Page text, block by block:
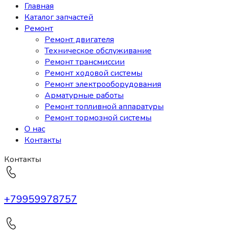
Главная
Каталог запчастей
Ремонт
Ремонт двигателя
Техническое обслуживание
Ремонт трансмиссии
Ремонт ходовой системы
Ремонт электрооборудования
Арматурные работы
Ремонт топливной аппаратуры
Ремонт тормозной системы
О нас
Контакты
Контакты
+79959978757